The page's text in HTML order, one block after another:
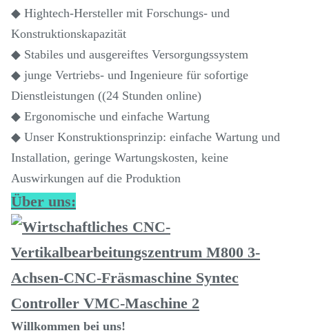
◆ Hightech-Hersteller mit Forschungs- und
Konstruktionskapazität
◆ Stabiles und ausgereiftes Versorgungssystem
◆ junge Vertriebs- und Ingenieure für sofortige
Dienstleistungen ((24 Stunden online)
◆ Ergonomische und einfache Wartung
◆ Unser Konstruktionsprinzip: einfache Wartung und
Installation, geringe Wartungskosten, keine
Auswirkungen auf die Produktion
Über uns:
Willkommen bei uns!